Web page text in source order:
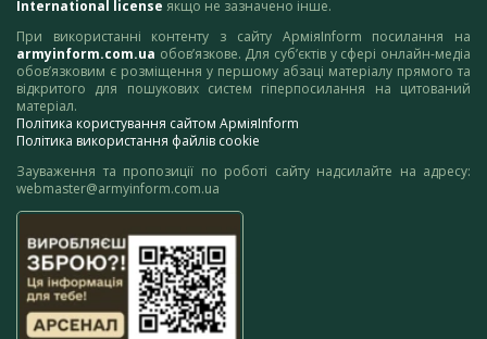
International license якщо не зазначено інше.
При використанні контенту з сайту АрміяInform посилання на
armyinform.com.ua обов’язкове. Для суб’єктів у сфері онлайн-медіа
обов’язковим є розміщення у першому абзаці матеріалу прямого та
відкритого для пошукових систем гіперпосилання на цитований
матеріал.
Політика користування сайтом АрміяInform
Політика використання файлів cookie
Зауваження та пропозиції по роботі сайту надсилайте на адресу:
webmaster@armyinform.com.ua